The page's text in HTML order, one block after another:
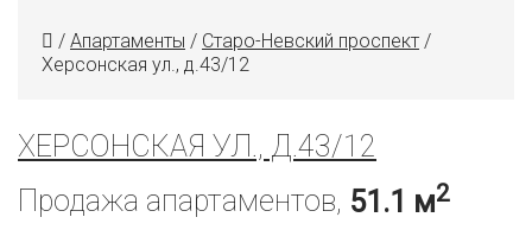
/ Апартаменты / Старо-Невский проспект /
Херсонская ул., д.43/12
ХЕРСОНСКАЯ УЛ., Д.43/12
Продажа апартаментов, 51.1 м2